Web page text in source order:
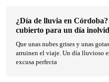
¿Día de lluvia en Córdoba?
cubierto para un día
Que unas nubes grises y unas
arruinen el viaje. Un día lluvioso
excusa perfecta